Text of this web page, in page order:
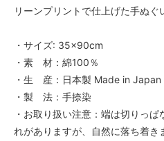
リーンプリントで仕上げた手ぬぐ
・サイズ: 35×90cm
・素 材：綿100％
・生 産：日本製 Made in Japan
・製 法：手捺染
・お取り扱い注意：端は切りっ
れがありますが、自然に落ち着き